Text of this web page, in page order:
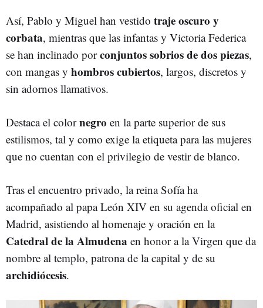
Así, Pablo y Miguel han vestido traje oscuro y
corbata, mientras que las infantas y Victoria Federica
se han inclinado porconjuntos sobrios de dos piezas,
con mangas y hombros cubiertos, largos, discretos y
sin adornos llamativos.
Destaca el colornegro en la parte superior de sus
estilismos, tal y como exige la etiqueta para las mujeres
que no cuentan con el privilegio de vestir de blanco.
Tras el encuentro privado, la reina Sofía ha
acompañado al papa León XIV en su agenda oficial en
Madrid, asistiendo al homenaje y oración en la
Catedral de la Almudena en honor a la Virgen que da
nombre al templo, patrona de la capital y de su
archidiócesis.